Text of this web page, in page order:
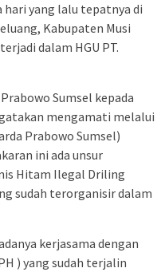
yang lalu tepatnya di
Kabupaten Musi
dalam HGU PT.
Sumsel kepada
mengamati melalui
Prabowo Sumsel)
ini ada unsur
Hitam Ilegal Driling
sudah terorganisir dalam
kerjasama dengan
) yang sudah terjalin